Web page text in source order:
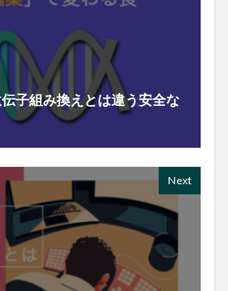
子組み換えとは違う安全な
Next